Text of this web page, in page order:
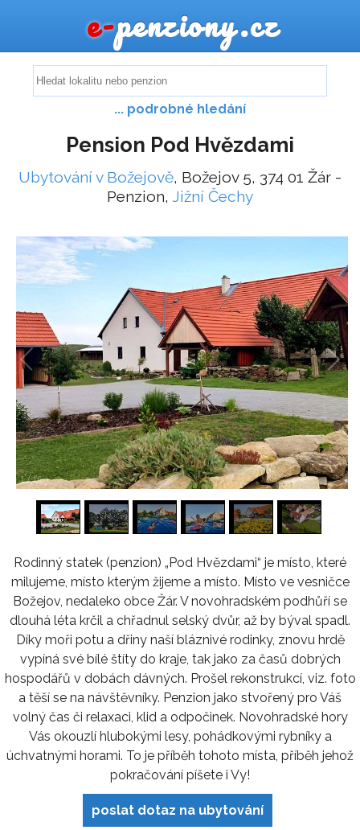
e-penziony.cz
... podrobné hledání
Pension Pod Hvězdami
Ubytování v Božejově, Božejov 5, 374 01 Žár -
Penzion, Jižní Čechy
1/16
Rodinný statek (penzion) „Pod Hvězdami“ je místo, které
milujeme, místo kterým žijeme a místo. Místo ve vesničce
Božejov, nedaleko obce Žár. V novohradském podhůří se
dlouhá léta krčil a chřadnul selský dvůr, až by býval spadl.
Díky moři potu a dřiny naší bláznivé rodinky, znovu hrdě
vypíná své bílé štíty do kraje, tak jako za časů dobrých
hospodářů v dobách dávných. Prošel rekonstrukcí, viz. foto
a těší se na návštěvníky. Penzion jako stvořený pro Váš
volný čas či relaxaci, klid a odpočinek. Novohradské hory
Vás okouzlí hlubokými lesy, pohádkovými rybníky a
úchvatnými horami. To je příběh tohoto místa, příběh jehož
pokračování píšete i Vy!
poslat dotaz na ubytování